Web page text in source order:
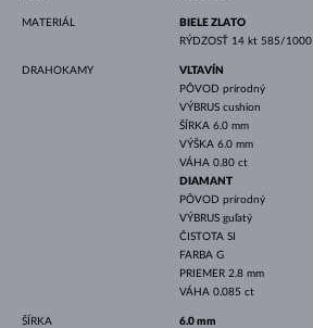
MATERIÁL
BIELE ZLATO
RÝDZOSŤ 14 kt 585/1000
DRAHOKAMY
VLTAVÍN
PÔVOD prírodný
VÝBRUS cushion
ŠÍRKA 6.0 mm
VÝŠKA 6.0 mm
VÁHA 0.80 ct
DIAMANT
PÔVOD prírodný
VÝBRUS guľatý
ČISTOTA SI
FARBA G
PRIEMER 2.8 mm
VÁHA 0.085 ct
ŠÍRKA 6.0 mm